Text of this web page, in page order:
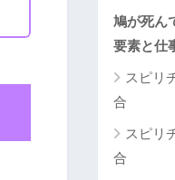
鳩が死ん
要素と仕
スピリ
合
スピリ
合